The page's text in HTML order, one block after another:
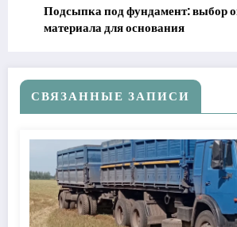
Подсыпка под фундамент: выбор
материала для основания
СВЯЗАННЫЕ ЗАПИСИ